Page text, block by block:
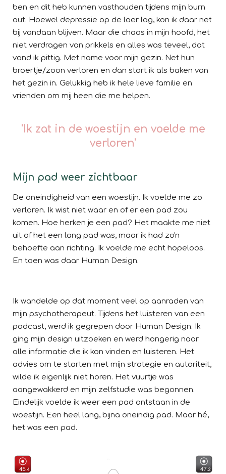
ben en dit heb kunnen vasthouden tijdens mijn burn
out. Hoewel depressie op de loer lag, kon ik daar net
bij vandaan blijven. Maar die chaos in mijn hoofd, het
niet verdragen van prikkels en alles was teveel, dat
vond ik pittig. Met name voor mijn gezin. Net hun
broertje/zoon verloren en dan stort ik als baken van
het gezin in. Gelukkig heb ik hele lieve familie en
vrienden om mij heen die me helpen.
'Ik zat in de woestijn en voelde me
verloren'
Mijn pad weer zichtbaar
De oneindigheid van een woestijn. Ik voelde me zo
verloren. Ik wist niet waar en of er een pad zou
komen. Hoe herken je een pad? Het maakte me niet
uit of het een lang pad was, maar ik had zo'n
behoefte aan richting. Ik voelde me echt hopeloos.
En toen was daar Human Design.
Ik wandelde op dat moment veel op aanraden van
mijn psychotherapeut. Tijdens het luisteren van een
podcast, werd ik gegrepen door Human Design. Ik
ging mijn design uitzoeken en werd hongerig naar
alle informatie die ik kon vinden en luisteren. Het
advies om te starten met mijn strategie en autoriteit,
wilde ik eigenlijk niet horen. Het vuurtje was
aangewakkerd en mijn zelfstudie was begonnen.
Eindelijk voelde ik weer een pad ontstaan in de
woestijn. Een heel lang, bijna oneindig pad. Maar hé,
het was een pad.